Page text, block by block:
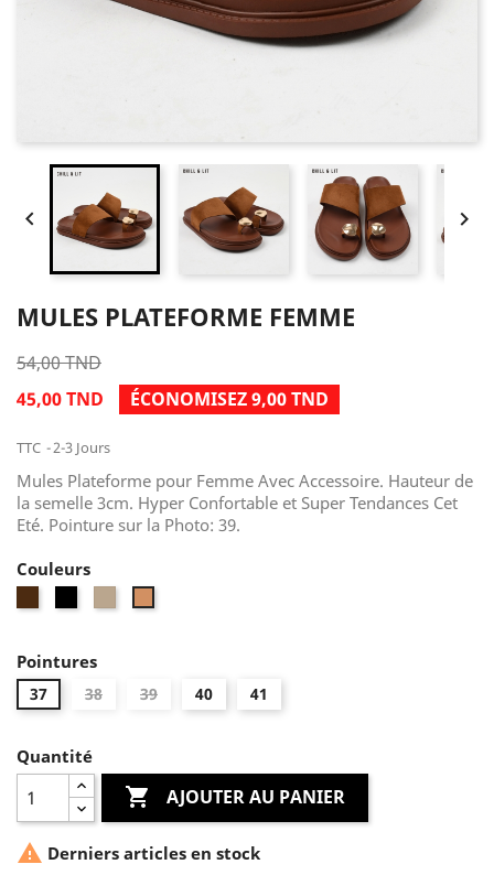
 
MULES PLATEFORME FEMME
54,00 TND
45,00 TND
ÉCONOMISEZ 9,00 TND
TTC 2-3 Jours
Mules Plateforme pour Femme Avec Accessoire. Hauteur de
la semelle 3cm. Hyper Confortable et Super Tendances Cet
Eté. Pointure sur la Photo: 39.
Couleurs
Pointures
37 38 39 40 41
Quantité
 AJOUTER AU PANIER
 Derniers articles en stock